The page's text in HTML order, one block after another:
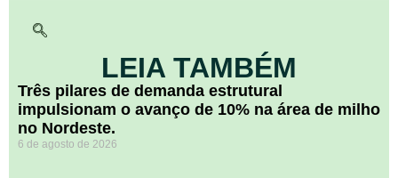
LEIA TAMBÉM
​Três pilares de demanda estrutural
impulsionam o avanço de 10% na área de milho
no Nordeste.
6 de agosto de 2026